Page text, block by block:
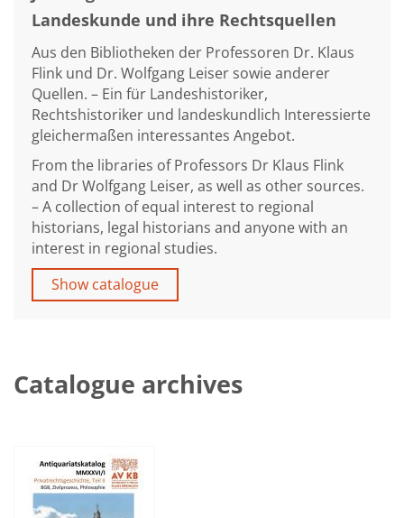
Landeskunde und ihre Rechtsquellen
Aus den Bibliotheken der Professoren Dr. Klaus
Flink und Dr. Wolfgang Leiser sowie anderer
Quellen. – Ein für Landeshistoriker,
Rechtshistoriker und landeskundlich Interessierte
gleichermaßen interessantes Angebot.
From the libraries of Professors Dr Klaus Flink
and Dr Wolfgang Leiser, as well as other sources.
– A collection of equal interest to regional
historians, legal historians and anyone with an
interest in regional studies.
Show catalogue
Catalogue archives